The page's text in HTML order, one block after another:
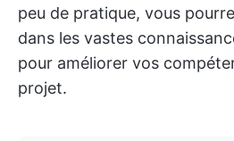
peu de pratique, vous
dans les vastes
pour améliorer vos
projet.